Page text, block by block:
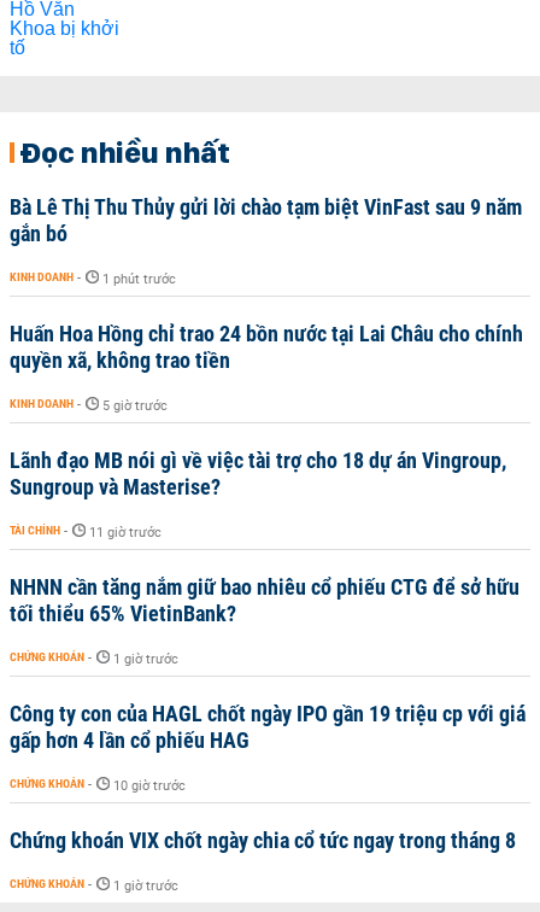
Đọc nhiều nhất
Bà Lê Thị Thu Thủy gửi lời chào tạm biệt VinFast sau 9 năm
gắn bó
KINH DOANH - 1 phút trước
Huấn Hoa Hồng chỉ trao 24 bồn nước tại Lai Châu cho chính
quyền xã, không trao tiền
KINH DOANH - 5 giờ trước
Lãnh đạo MB nói gì về việc tài trợ cho 18 dự án Vingroup,
Sungroup và Masterise?
TÀI CHÍNH - 11 giờ trước
NHNN cần tăng nắm giữ bao nhiêu cổ phiếu CTG để sở hữu
tối thiểu 65% VietinBank?
CHỨNG KHOÁN - 1 giờ trước
Công ty con của HAGL chốt ngày IPO gần 19 triệu cp với giá
gấp hơn 4 lần cổ phiếu HAG
CHỨNG KHOÁN - 10 giờ trước
Chứng khoán VIX chốt ngày chia cổ tức ngay trong tháng 8
CHỨNG KHOÁN - 1 giờ trước